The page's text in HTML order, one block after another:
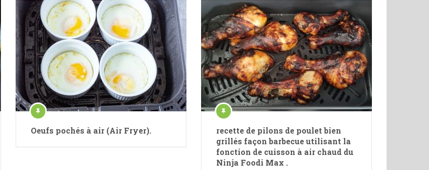
Oeufs pochés à air (Air Fryer).
recette de pilons de poulet bien
grillés façon barbecue utilisant la
fonction de cuisson à air chaud du
Ninja Foodi Max .